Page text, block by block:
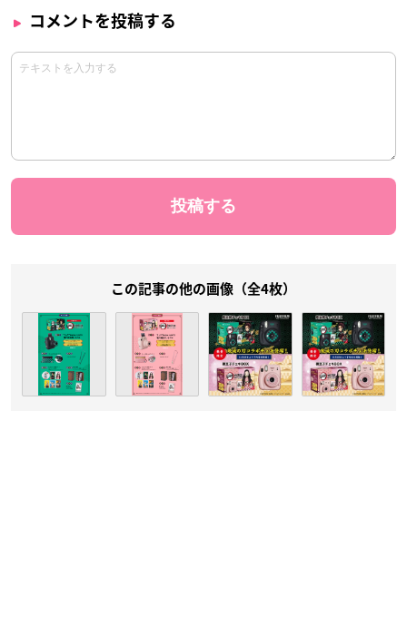
コメントを投稿する
この記事の他の画像（全4枚）